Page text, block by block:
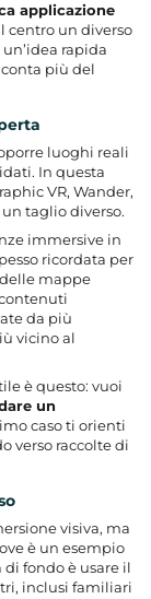
applicazione
centro un diverso
rapida
più del
luoghi reali
In questa
VR, Wander,
un taglio diverso.
immersive in
ricordata per
mappe
da più
vicino al
è questo: vuoi
un
caso ti orienti
verso raccolte di
visiva, ma
è un esempio
di fondo è usare il
inclusi familiari